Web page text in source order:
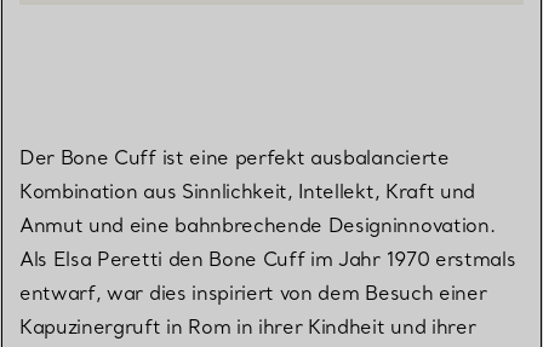
Der Bone Cuff ist eine perfekt ausbalancierte
Kombination aus Sinnlichkeit, Intellekt, Kraft und
Anmut und eine bahnbrechende Designinnovation.
Als Elsa Peretti den Bone Cuff im Jahr 1970 erstmals
entwarf, war dies inspiriert von dem Besuch einer
Kapuzinergruft in Rom in ihrer Kindheit und ihrer